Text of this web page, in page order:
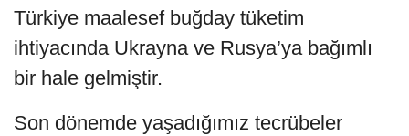
Türkiye maalesef buğday tüketim
ihtiyacında Ukrayna ve Rusya’ya bağımlı
bir hale gelmiştir.
Son dönemde yaşadığımız tecrübeler